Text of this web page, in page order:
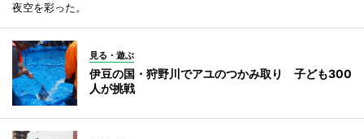
夜空を彩った。
見る・遊ぶ
伊豆の国・狩野川でアユのつかみ取り 子ども300
人が挑戦